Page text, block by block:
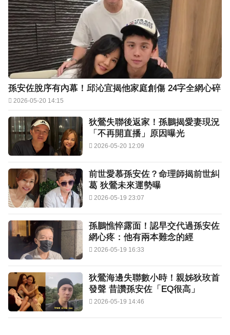
孫安佐脫序有內幕！邱沁宜揭他家庭創傷 24字全網心碎
2026-05-20 14:15
狄鶯失聯後返家！孫鵬揭愛妻現況
「不再開直播」原因曝光
2026-05-20 12:09
前世愛慕孫安佐？命理師揭前世糾
葛 狄鶯未來運勢曝
2026-05-19 23:07
孫鵬憔悴露面！認早交代過孫安佐
網心疼：他有兩本難念的經
2026-05-19 16:33
狄鶯海邊失聯數小時！親姊狄玫首
發聲 昔讚孫安佐「EQ很高」
2026-05-19 14:46